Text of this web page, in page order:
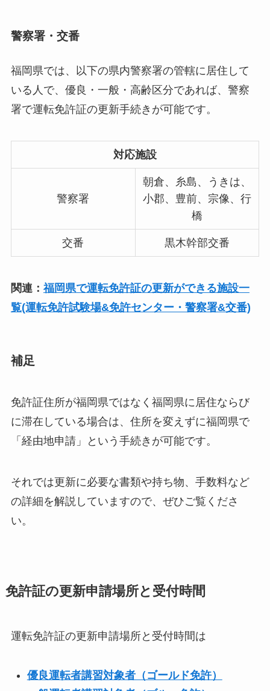
警察署・交番
福岡県では、以下の県内警察署の管轄に居住して
いる人で、優良・一般・高齢区分であれば、警察
署で運転免許証の更新手続きが可能です。
対応施設
警察署
朝倉、糸島、うきは、
小郡、豊前、宗像、行
橋
交番 黒木幹部交番
関連： 福岡県で運転免許証の更新ができる施設一
覧(運転免許試験場&免許センター・警察署&交番)
補足
免許証住所が福岡県ではなく福岡県に居住ならび
に滞在している場合は、住所を変えずに福岡県で
「経由地申請」という手続きが可能です。
それでは更新に必要な書類や持ち物、手数料など
の詳細を解説していますので、ぜひご覧くださ
い。
免許証の更新申請場所と受付時間
運転免許証の更新申請場所と受付時間は
優良運転者講習対象者（ゴールド免許）